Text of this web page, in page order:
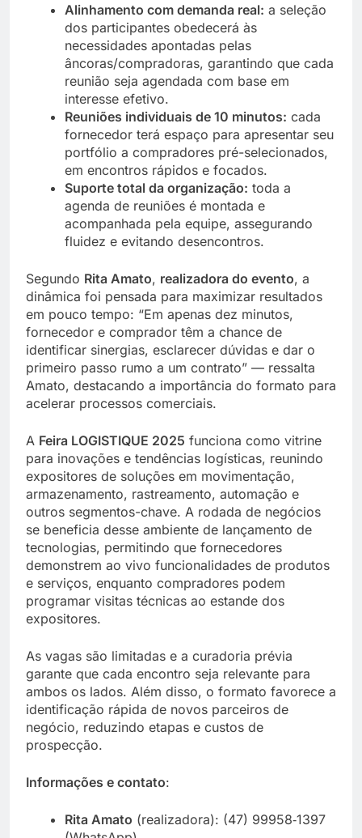
Alinhamento com demanda real: a seleção
dos participantes obedecerá às
necessidades apontadas pelas
âncoras/compradoras, garantindo que cada
reunião seja agendada com base em
interesse efetivo.
Reuniões individuais de 10 minutos: cada
fornecedor terá espaço para apresentar seu
portfólio a compradores pré-selecionados,
em encontros rápidos e focados.
Suporte total da organização: toda a
agenda de reuniões é montada e
acompanhada pela equipe, assegurando
fluidez e evitando desencontros.
Segundo Rita Amato, realizadora do evento, a
dinâmica foi pensada para maximizar resultados
em pouco tempo: “Em apenas dez minutos,
fornecedor e comprador têm a chance de
identificar sinergias, esclarecer dúvidas e dar o
primeiro passo rumo a um contrato” — ressalta
Amato, destacando a importância do formato para
acelerar processos comerciais.
A Feira LOGISTIQUE 2025 funciona como vitrine
para inovações e tendências logísticas, reunindo
expositores de soluções em movimentação,
armazenamento, rastreamento, automação e
outros segmentos-chave. A rodada de negócios
se beneficia desse ambiente de lançamento de
tecnologias, permitindo que fornecedores
demonstrem ao vivo funcionalidades de produtos
e serviços, enquanto compradores podem
programar visitas técnicas ao estande dos
expositores.
As vagas são limitadas e a curadoria prévia
garante que cada encontro seja relevante para
ambos os lados. Além disso, o formato favorece a
identificação rápida de novos parceiros de
negócio, reduzindo etapas e custos de
prospecção.
Informações e contato:
Rita Amato (realizadora): (47) 99958‑1397